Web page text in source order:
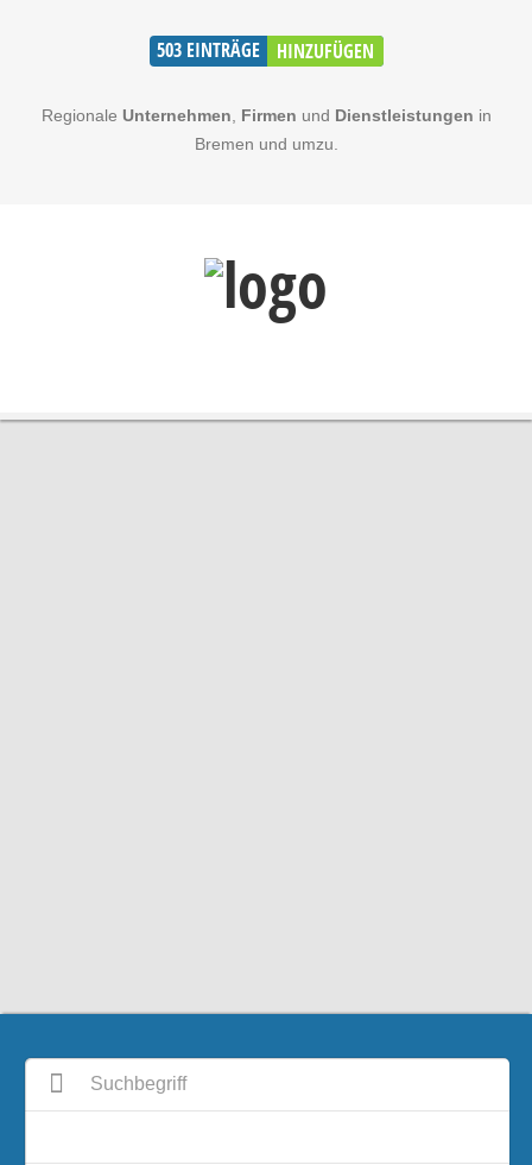
503 EINTRÄGE HINZUFÜGEN
Regionale Unternehmen Firmen und Dienstleistungen in
Bremen und umzu.